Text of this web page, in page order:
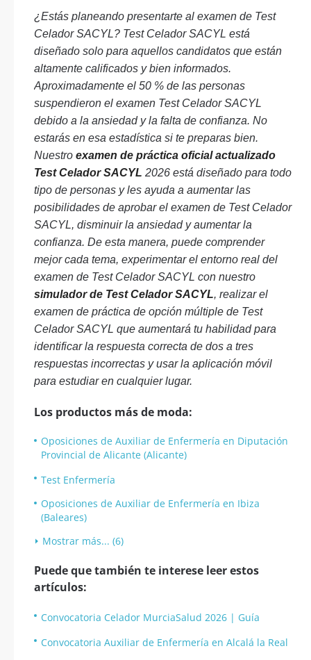
¿Estás planeando presentarte al examen de Test
Celador SACYL? Test Celador SACYL está
diseñado solo para aquellos candidatos que están
altamente calificados y bien informados.
Aproximadamente el 50 % de las personas
suspendieron el examen Test Celador SACYL
debido a la ansiedad y la falta de confianza. No
estarás en esa estadística si te preparas bien.
Nuestro examen de práctica oficial actualizado
Test Celador SACYL 2026 está diseñado para todo
tipo de personas y les ayuda a aumentar las
posibilidades de aprobar el examen de Test Celador
SACYL, disminuir la ansiedad y aumentar la
confianza. De esta manera, puede comprender
mejor cada tema, experimentar el entorno real del
examen de Test Celador SACYL con nuestro
simulador de Test Celador SACYL, realizar el
examen de práctica de opción múltiple de Test
Celador SACYL que aumentará tu habilidad para
identificar la respuesta correcta de dos a tres
respuestas incorrectas y usar la aplicación móvil
para estudiar en cualquier lugar.
Los productos más de moda:
Oposiciones de Auxiliar de Enfermería en Diputación
Provincial de Alicante (Alicante)
Test Enfermería
Oposiciones de Auxiliar de Enfermería en Ibiza
(Baleares)
Mostrar más... (6)
Puede que también te interese leer estos
artículos:
Convocatoria Celador MurciaSalud 2026 | Guía
Convocatoria Auxiliar de Enfermería en Alcalá la Real